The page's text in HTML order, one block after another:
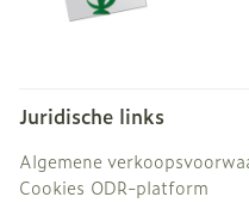
Juridische links
Algemene
Cookies ODR-platform